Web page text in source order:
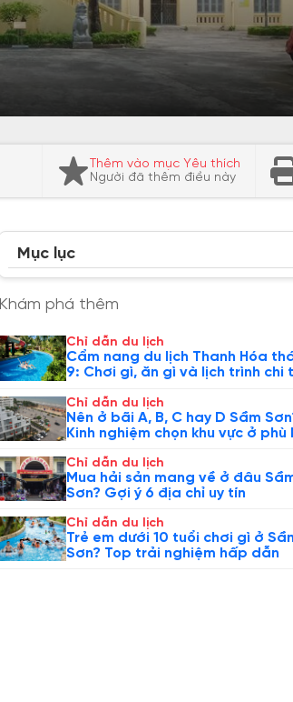
Thêm vào mục Yêu thích
Người đã thêm điều này
Mục lục
Khám phá thêm
Chỉ dẫn du lịch
Cẩm nang du lịch Thanh Hóa
9: Chơi gì, ăn gì và lịch trình chi
Chỉ dẫn du lịch
Nên ở bãi A, B, C hay D Sầm
Kinh nghiệm chọn khu vực ở phù
Chỉ dẫn du lịch
Mua hải sản mang về ở đâu
Sơn? Gợi ý 6 địa chỉ uy tín
Chỉ dẫn du lịch
Trẻ em dưới 10 tuổi chơi gì ở
Sơn? Top trải nghiệm hấp dẫn